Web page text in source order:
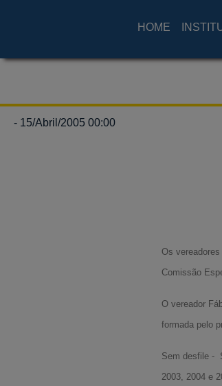
HOME
- 15/Abril/2005 00:00
Os
Comissão
O vereador
formada pelo
Sem desfile -
2003, 2004 e